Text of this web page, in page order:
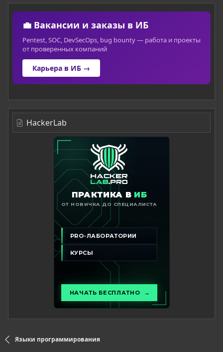
💼 Вакансии и заказы в ИБ
Pentest, SOC, DevSecOps, bug bounty — работа и проекты
от проверенных компаний
Карьера в ИБ →
HackerLab
Языки программирования